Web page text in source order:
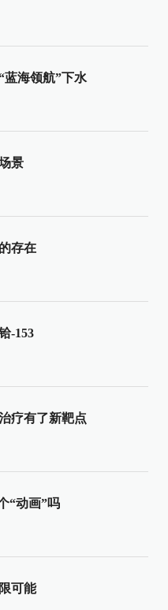
蓝海领航”下水
景
存在
-153
疗有了新靶点
“动画”吗
可能